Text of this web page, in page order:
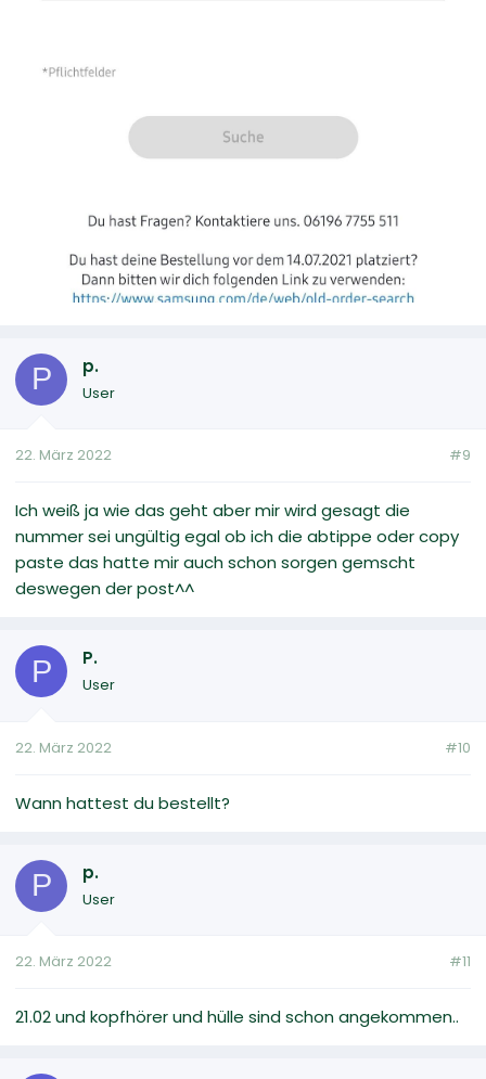
P p.
User
22. März 2022 #9
Ich weiß ja wie das geht aber mir wird gesagt die
nummer sei ungültig egal ob ich die abtippe oder copy
paste das hatte mir auch schon sorgen gemscht
deswegen der post^^
P P.
User
22. März 2022 #10
Wann hattest du bestellt?
P p.
User
22. März 2022 #11
21.02 und kopfhörer und hülle sind schon angekommen..